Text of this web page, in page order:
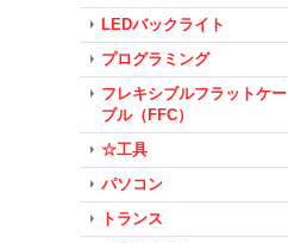
LEDバックライト
プログラミング
フレキシブルフラットケー
ブル（FFC）
☆工具
パソコン
トランス